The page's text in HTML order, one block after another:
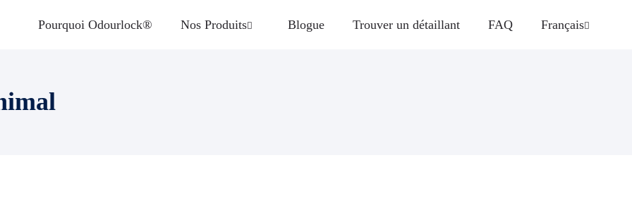
Pourquoi Odourlock® Nos Produits Blogue Trouver un détaillant FAQ Français